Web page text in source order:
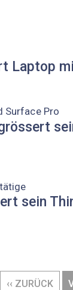
Laptop
Surface Pro
sein
VORHERIGE
‹‹ ZURÜCK